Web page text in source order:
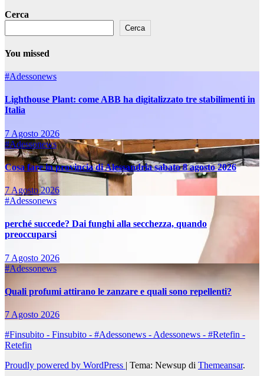
Cerca
Cerca
You missed
#Adessonews
Lighthouse Plant: come ABB ha digitalizzato tre stabilimenti in
Italia
7 Agosto 2026
#Adessonews
Cosa fare in provincia di Alessandria sabato 8 agosto 2026
7 Agosto 2026
#Adessonews
perché succede? Dai funghi alla secchezza, quando
preoccuparsi
7 Agosto 2026
#Adessonews
Quali profumi attirano le zanzare e quali sono repellenti?
7 Agosto 2026
#Finsubito - Finsubito - #Adessonews - Adessonews - #Retefin -
Retefin
Proudly powered by WordPress | Tema: Newsup di Themeansar.